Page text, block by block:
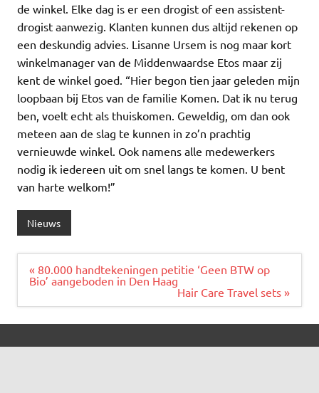
de winkel. Elke dag is er een drogist of een assistent-
drogist aanwezig. Klanten kunnen dus altijd rekenen op
een deskundig advies. Lisanne Ursem is nog maar kort
winkelmanager van de Middenwaardse Etos maar zij
kent de winkel goed. “Hier begon tien jaar geleden mijn
loopbaan bij Etos van de familie Komen. Dat ik nu terug
ben, voelt echt als thuiskomen. Geweldig, om dan ook
meteen aan de slag te kunnen in zo’n prachtig
vernieuwde winkel. Ook namens alle medewerkers
nodig ik iedereen uit om snel langs te komen. U bent
van harte welkom!”
Nieuws
Bericht
navigatie
« 80.000 handtekeningen petitie ‘Geen BTW op
Bio’ aangeboden in Den Haag
Hair Care Travel sets »